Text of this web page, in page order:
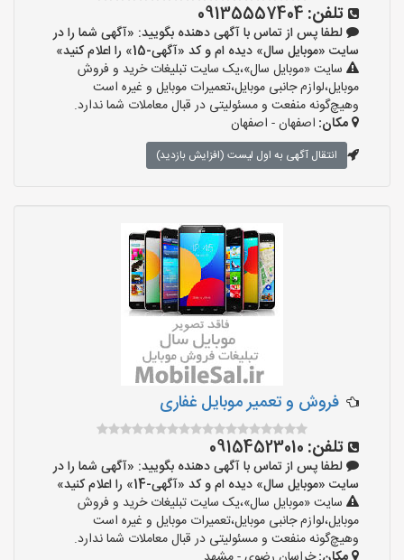
تلفن: 09135557404
لطفا پس از تماس با آگهی دهنده بگویید: «آگهی شما را در
سایت «موبایل سال» دیده ام و کد «آگهی-15» را اعلام کنید»
سایت «موبایل سال»،یک سایت تبلیغات خرید و فروش
موبایل،لوازم جانبی موبایل،تعمیرات موبایل و غیره است
وهیچ‌گونه منفعت و مسئولیتی در قبال معاملات شما ندارد.
مکان: اصفهان - اصفهان
انتقال آگهی به اول لیست (افزایش بازدید)
فروش و تعمیر موبایل غفاری
تلفن: 09154523010
لطفا پس از تماس با آگهی دهنده بگویید: «آگهی شما را در
سایت «موبایل سال» دیده ام و کد «آگهی-14» را اعلام کنید»
سایت «موبایل سال»،یک سایت تبلیغات خرید و فروش
موبایل،لوازم جانبی موبایل،تعمیرات موبایل و غیره است
وهیچ‌گونه منفعت و مسئولیتی در قبال معاملات شما ندارد.